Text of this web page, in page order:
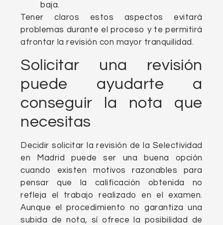
baja.
Tener claros estos aspectos evitará
problemas durante el proceso y te permitirá
afrontar la revisión con mayor tranquilidad.
Solicitar una revisión
puede ayudarte a
conseguir la nota que
necesitas
Decidir solicitar la revisión de la Selectividad
en Madrid puede ser una buena opción
cuando existen motivos razonables para
pensar que la calificación obtenida no
refleja el trabajo realizado en el examen.
Aunque el procedimiento no garantiza una
subida de nota, sí ofrece la posibilidad de